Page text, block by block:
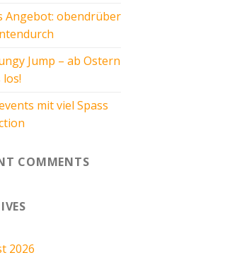
Angebot: obendrüber
Jump – ab Ostern
los!
mit viel Spass
COMMENTS
2026